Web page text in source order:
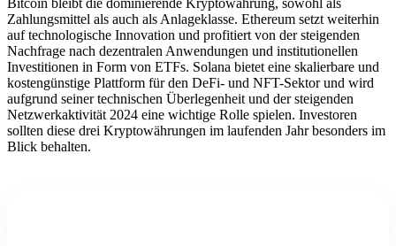
Bitcoin bleibt die dominierende Kryptowährung, sowohl als
Zahlungsmittel als auch als Anlageklasse. Ethereum setzt weiterhin
auf technologische Innovation und profitiert von der steigenden
Nachfrage nach dezentralen Anwendungen und institutionellen
Investitionen in Form von ETFs. Solana bietet eine skalierbare und
kostengünstige Plattform für den DeFi- und NFT-Sektor und wird
aufgrund seiner technischen Überlegenheit und der steigenden
Netzwerkaktivität 2024 eine wichtige Rolle spielen. Investoren
sollten diese drei Kryptowährungen im laufenden Jahr besonders im
Blick behalten.